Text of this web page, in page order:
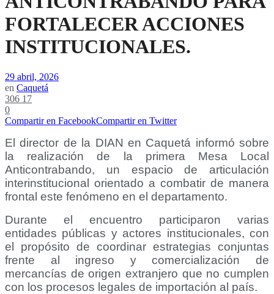
FORTALECER ACCIONES
INSTITUCIONALES.
29 abril, 2026
en Caquetá
306 17
0
Compartir en FacebookCompartir en Twitter
El director de la DIAN en Caquetá informó sobre
la realización de la primera Mesa Local
Anticontrabando, un espacio de articulación
interinstitucional orientado a combatir de manera
frontal este fenómeno en el departamento.
Durante el encuentro participaron varias
entidades públicas y actores institucionales, con
el propósito de coordinar estrategias conjuntas
frente al ingreso y comercialización de
mercancías de origen extranjero que no cumplen
con los procesos legales de importación al país.